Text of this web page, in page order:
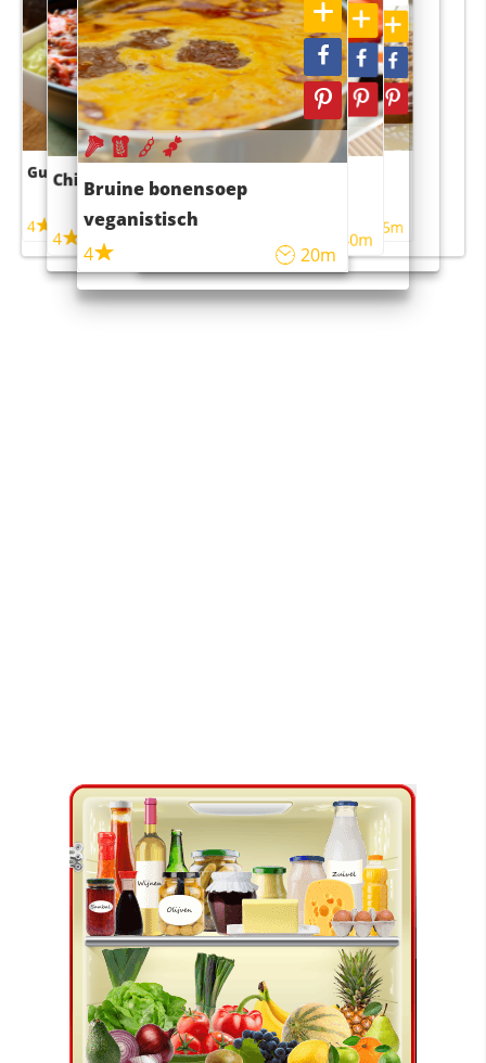
Guacamole
4
Chili con carne
4
Bruine bonensoep
veganistisch
4
20m
Sushi rijstsalade
maaltijdsalade
40m
4 55m